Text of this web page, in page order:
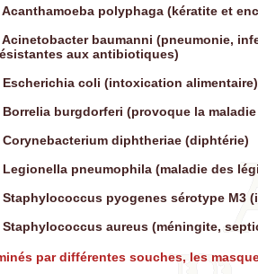
Acanthamoeba polyphaga (kératite et
Acinetobacter baumanni (pneumonie,
aux antibiotiques)
Escherichia coli (intoxication alimentaire)
Borrelia burgdorferi (provoque la maladie
Corynebacterium diphtheriae (diphtérie)
Legionella pneumophila (maladie des
Staphylococcus pyogenes sérotype
Staphylococcus aureus (méningite,
par différentes souches, les